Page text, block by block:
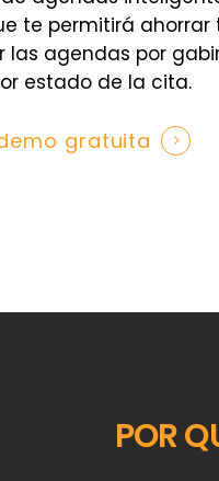
te permitirá ahorrar
las agendas por
estado de la cita.
gratuita
POR